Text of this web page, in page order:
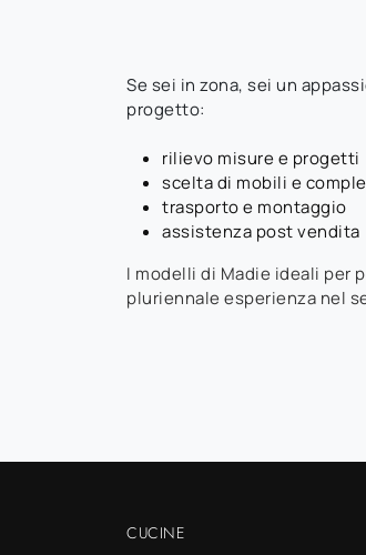
Se sei in zona, sei un
progetto:
rilievo misure e progetti
scelta di mobili e
trasporto e montaggio
assistenza post vendita
I modelli di Madie ideali per
pluriennale esperienza nel
CUCINE